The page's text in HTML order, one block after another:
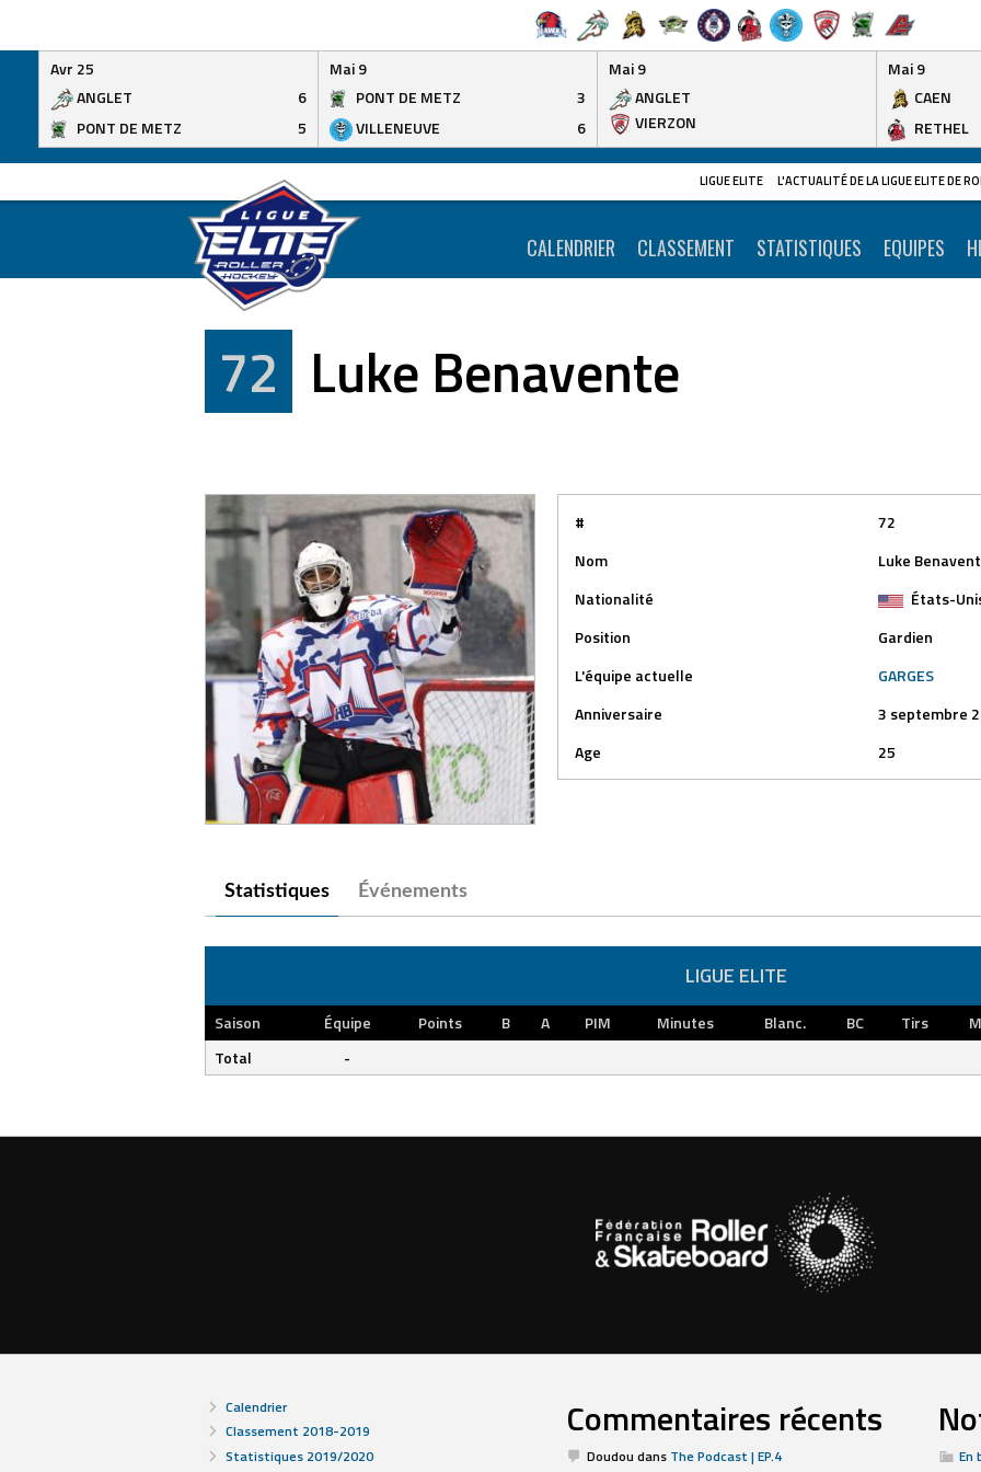
Avr 25
ANGLET
6
PONT DE METZ
5
Mai 9
PONT DE METZ
3
VILLENEUVE
6
Mai 9
ANGLET
VIERZON
Mai 9
CAEN
RETHEL
content
LIGUE ELITE L'ACTUALITÉ DE LA LIGUE ELITE DE
CALENDRIER CLASSEMENT STATISTIQUES EQUIPES
72 Luke Benavente
#
72
Nom
Luke
Nationalité
États-
Position
Gardien
L'équipe actuelle
GARGES
Anniversaire
3 septembre
Age
25
Statistiques Événements
LIGUE ELITE
Saison Équipe Points B A PIM Minutes Blanc. BC Tirs
Total
-
Calendrier
Classement 2018-2019
Statistiques 2019/2020
Commentaires récents
Doudou dans The Podcast | EP.4
En